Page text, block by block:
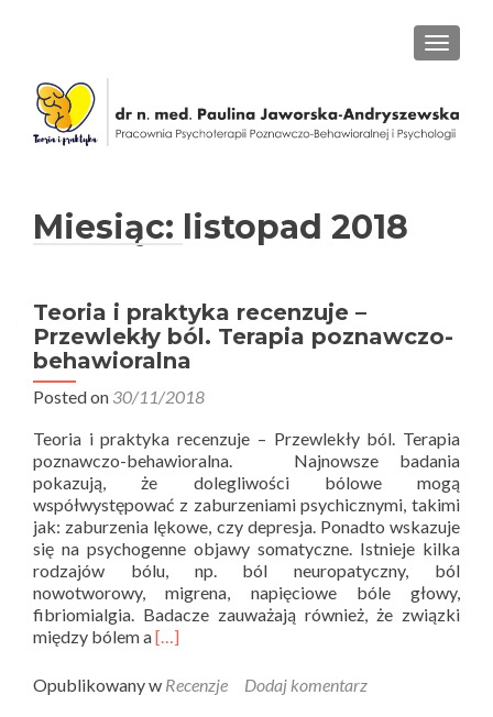
Miesiąc: listopad 2018
Teoria i praktyka recenzuje –
Przewlekły ból. Terapia poznawczo-
behawioralna
Posted on 30/11/2018
Teoria i praktyka recenzuje – Przewlekły ból. Terapia
poznawczo-behawioralna. Najnowsze badania
pokazują, że dolegliwości bólowe mogą
współwystępować z zaburzeniami psychicznymi, takimi
jak: zaburzenia lękowe, czy depresja. Ponadto wskazuje
się na psychogenne objawy somatyczne. Istnieje kilka
rodzajów bólu, np. ból neuropatyczny, ból
nowotworowy, migrena, napięciowe bóle głowy,
fibriomialgia. Badacze zauważają również, że związki
między bólem aRead
about
[…]
Opublikowany w Recenzje Dodaj komentarz